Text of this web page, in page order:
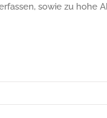
sowie zu hohe